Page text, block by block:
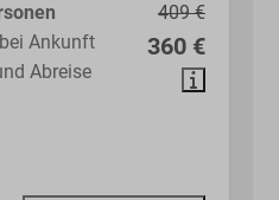
409 €
360 €
bei Ankunft
Abreise